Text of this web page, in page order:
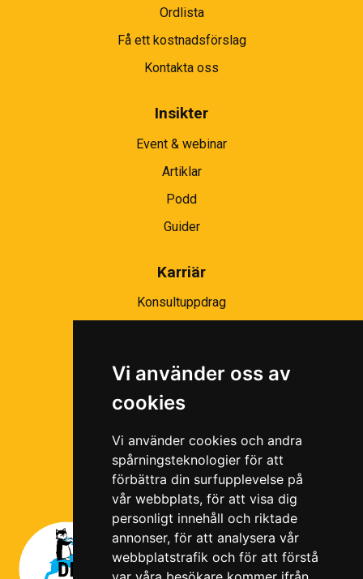
Vi använder oss av
cookies
Vi använder cookies och andra
spårningsteknologier för att
förbättra din surfupplevelse på
vår webbplats, för att visa dig
personligt innehåll och riktade
annonser, för att analysera vår
webbplatstrafik och för att förstå
Ordlista
Få ett kostnadsförslag
Kontakta oss
Insikter
Event & webinar
Artiklar
Podd
Guider
Karriär
Konsultuppdrag
Ramavtal